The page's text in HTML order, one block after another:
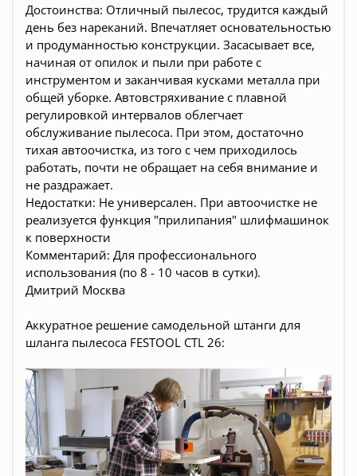
Достоинства: Отличный пылесос, трудится каждый
день без нареканий. Впечатляет основательностью
и продуманностью конструкции. Засасывает все,
начиная от опилок и пыли при работе с
инструментом и заканчивая кусками металла при
общей уборке. Автовстряхивание с плавной
регулировкой интервалов облегчает
обслуживание пылесоса. При этом, достаточно
тихая автоочистка, из того с чем приходилось
работать, почти не обращает на себя внимание и
не раздражает.
Недостатки: Не универсален. При автоочистке не
реализуется функция "прилипания" шлифмашинок
к поверхности
Комментарий: Для профессионального
использования (по 8 - 10 часов в сутки).
Дмитрий Москва
Аккуратное решение самодельной штанги для
шланга пылесоса FESTOOL CTL 26: